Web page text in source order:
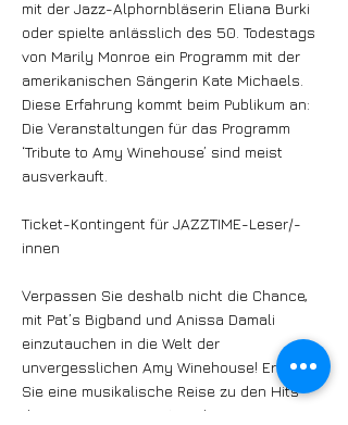
mit der Jazz-Alphornbläserin Eliana Burki
oder spielte anlässlich des 50. Todestags
von Marily Monroe ein Programm mit der
amerikanischen Sängerin Kate Michaels.
Diese Erfahrung kommt beim Publikum an:
Die Veranstaltungen für das Programm
‘Tribute to Amy Winehouse’ sind meist
ausverkauft.
Ticket-Kontingent für JAZZTIME-Leser/-
innen
Verpassen Sie deshalb nicht die Chance,
mit Pat’s Bigband und Anissa Damali
einzutauchen in die Welt der
unvergesslichen Amy Winehouse! Erleben
Sie eine musikalische Reise zu den Hits
dieser einzigartigen Künstlerin, am 13.